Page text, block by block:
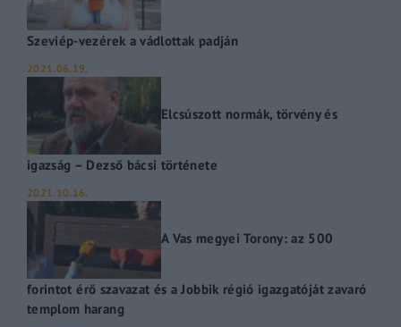
Szeviép-vezérek a vádlottak padján
2021.06.19.
Elcsúszott normák, törvény és
igazság – Dezső bácsi története
2021.10.16.
A Vas megyei Torony: az 500
forintot érő szavazat és a Jobbik régió igazgatóját zavaró
templom harang